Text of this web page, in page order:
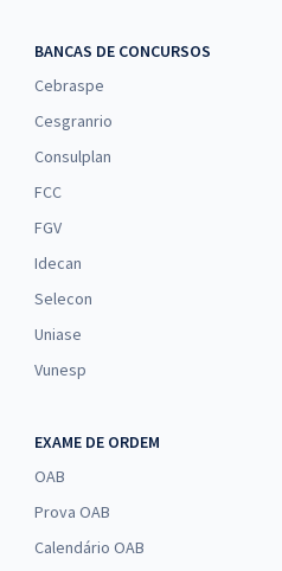
BANCAS DE CONCURSOS
Cebraspe
Cesgranrio
Consulplan
FCC
FGV
Idecan
Selecon
Uniase
Vunesp
EXAME DE ORDEM
OAB
Prova OAB
Calendário OAB